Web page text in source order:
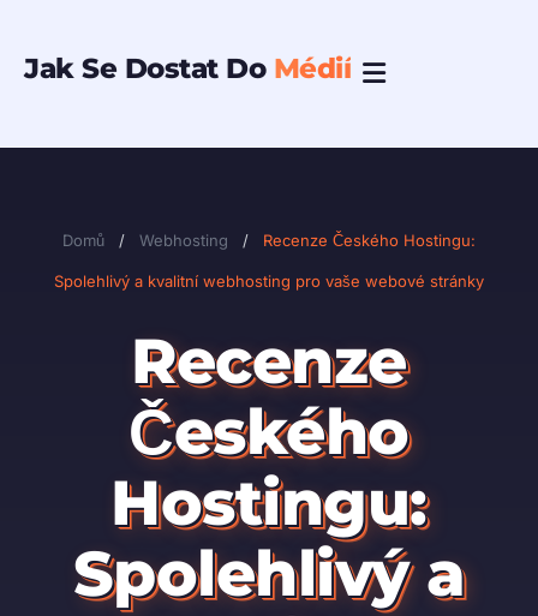
naJak Se Dostat Do Médií
Domů / Webhosting / Recenze Českého Hostingu:
Spolehlivý a kvalitní webhosting pro vaše webové stránky
Recenze
Českého
Hostingu:
Spolehlivý a